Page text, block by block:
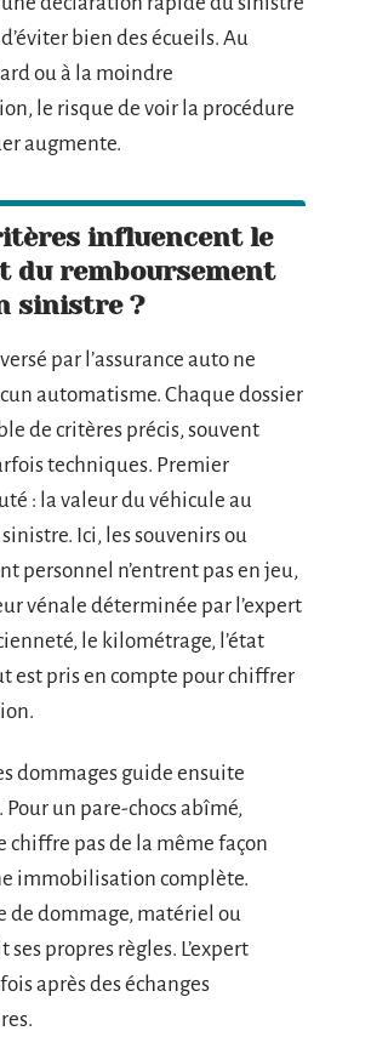
bien des écueils. Au
ou à la moindre
le risque de voir la procédure
augmente.
influencent le
du remboursement
sinistre ?
par l’assurance auto ne
automatisme. Chaque dossier
de critères précis, souvent
techniques. Premier
: la valeur du véhicule au
Ici, les souvenirs ou
personnel n’entrent pas en jeu,
vénale déterminée par l’expert
le kilométrage, l’état
est pris en compte pour chiffrer
dommages guide ensuite
Pour un pare-chocs abîmé,
chiffre pas de la même façon
immobilisation complète.
de dommage, matériel ou
ses propres règles. L’expert
après des échanges